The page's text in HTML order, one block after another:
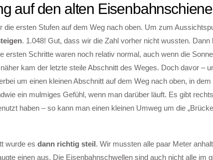
auf den alten
die ersten Stufen auf dem Weg nach oben. Um zum
. 1.048! Gut, dass wir die Zahl vorher nicht wussten.
ersten Schritte waren noch relativ normal, auch wenn die
kam der letzte steile Abschnitt des Weges. Doch davor –
um einen kleinen Abschnitt auf dem Weg nach oben, in
ein mulmiges Gefühl, wenn man darüber läuft. Es gibt
haben – so kann man einen kleinen Umweg um die
wurde es dann richtig steil. Wir mussten alle paar Meter
einen aus. Die Eisenbahnschwellen sind auch nicht alle im